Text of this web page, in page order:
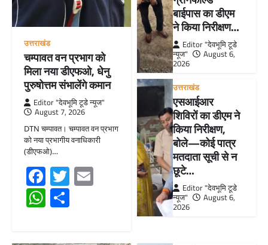
उत्तराखंड
चम्पावत वन प्रभाग को
मिला नया डीएफओ, धेनु
पुरुषोत्तम संभालेंगे कमान
Editor "देवभूमि टूडे न्यूज"
August 7, 2026
DTN चम्पावत। चम्पावत वन प्रभाग
को नया प्रभागीय वनाधिकारी
(डीएफओ)…
Facebook
TwitterEmail
WhatsApp
बाईपास का डीएम
ने किया निरीक्षण…
Editor "देवभूमि टूडे
न्यूज"
August 6,
2026
उत्तराखंड
एसआईआर
शिविरों का डीएम ने
किया निरीक्षण,
बोले—कोई पात्र
मतदाता सूची से न
छूटे…
Editor "देवभूमि टूडे
न्यूज"
August 6,
2026